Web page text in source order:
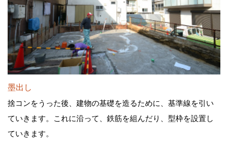
墨出し
捨コンをうった後、建物の基礎を造るために、基準線を引い
ていきます。これに沿って、鉄筋を組んだり、型枠を設置し
ていきます。